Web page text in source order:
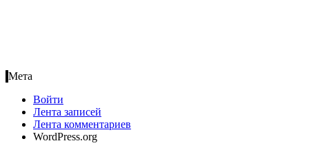
Мета
Войти
Лента записей
Лента комментариев
WordPress.org